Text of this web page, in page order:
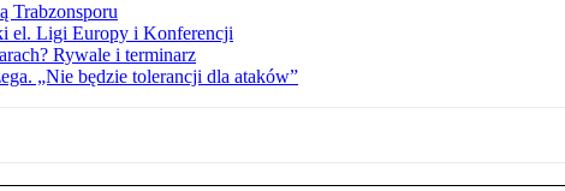
Trabzonsporu
el. Ligi Europy i Konferencji
Rywale i terminarz
„Nie będzie tolerancji dla ataków”